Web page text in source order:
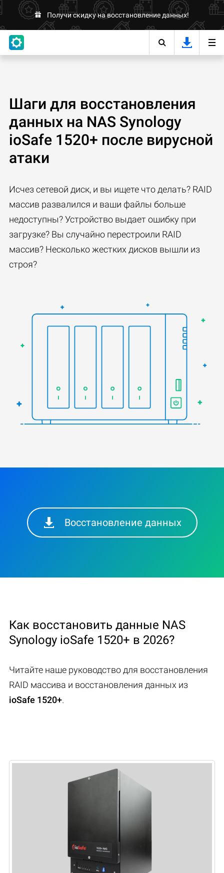
Получи скидку на восстановление данных!
Шаги для восстановления
данных на NAS Synology
ioSafe 1520+ после вирусной
атаки
Исчез сетевой диск, и вы ищете что делать? RAID
массив развалился и ваши файлы больше
недоступны? Устройство выдает ошибку при
загрузке? Вы случайно перестроили RAID
массив? Несколько жестких дисков вышли из
строя?
Восстановление данных
Как восстановить данные NAS
Synology ioSafe 1520+ в 2026?
Читайте наше руководство для восстановления
RAID массива и восстановления данных из
ioSafe 1520+.